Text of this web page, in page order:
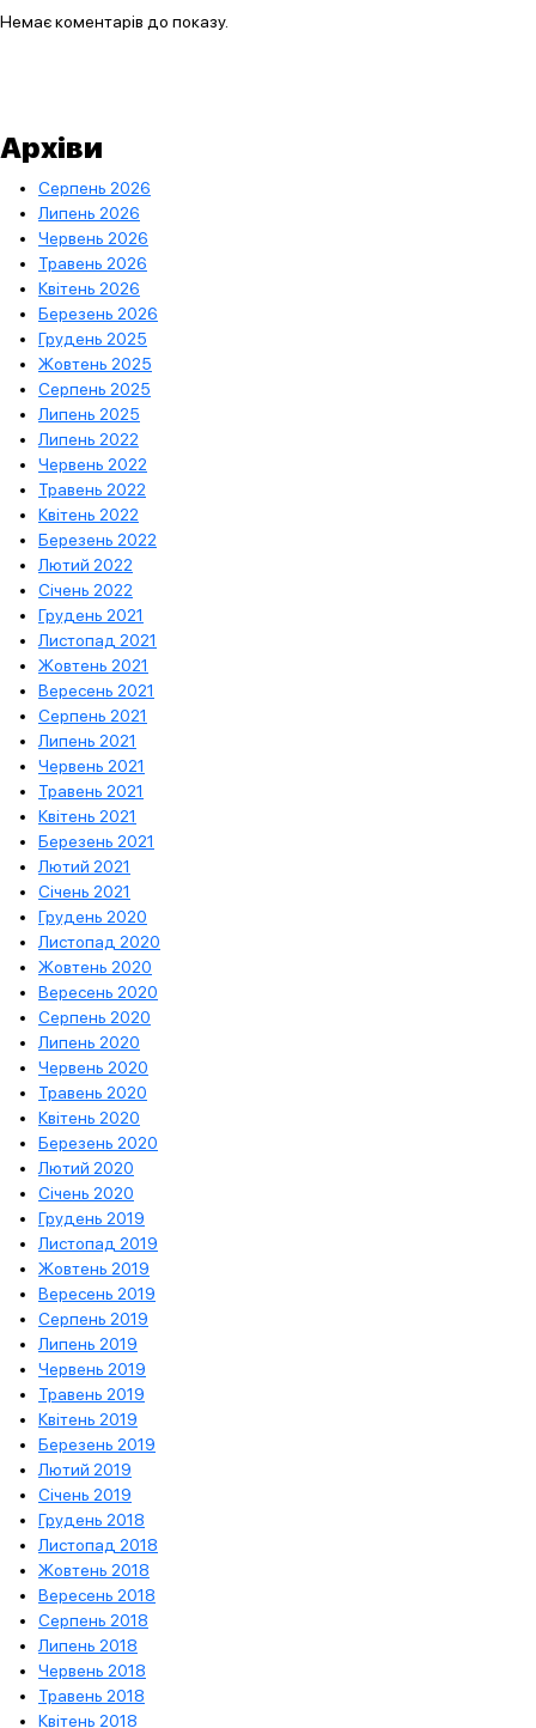
Немає коментарів до показу.
Архіви
Серпень 2026
Липень 2026
Червень 2026
Травень 2026
Квітень 2026
Березень 2026
Грудень 2025
Жовтень 2025
Серпень 2025
Липень 2025
Липень 2022
Червень 2022
Травень 2022
Квітень 2022
Березень 2022
Лютий 2022
Січень 2022
Грудень 2021
Листопад 2021
Жовтень 2021
Вересень 2021
Серпень 2021
Липень 2021
Червень 2021
Травень 2021
Квітень 2021
Березень 2021
Лютий 2021
Січень 2021
Грудень 2020
Листопад 2020
Жовтень 2020
Вересень 2020
Серпень 2020
Липень 2020
Червень 2020
Травень 2020
Квітень 2020
Березень 2020
Лютий 2020
Січень 2020
Грудень 2019
Листопад 2019
Жовтень 2019
Вересень 2019
Серпень 2019
Липень 2019
Червень 2019
Травень 2019
Квітень 2019
Березень 2019
Лютий 2019
Січень 2019
Грудень 2018
Листопад 2018
Жовтень 2018
Вересень 2018
Серпень 2018
Липень 2018
Червень 2018
Травень 2018
Квітень 2018